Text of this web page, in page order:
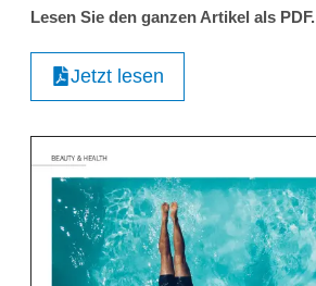
Lesen Sie den ganzen Artikel als PDF.
Jetzt lesen